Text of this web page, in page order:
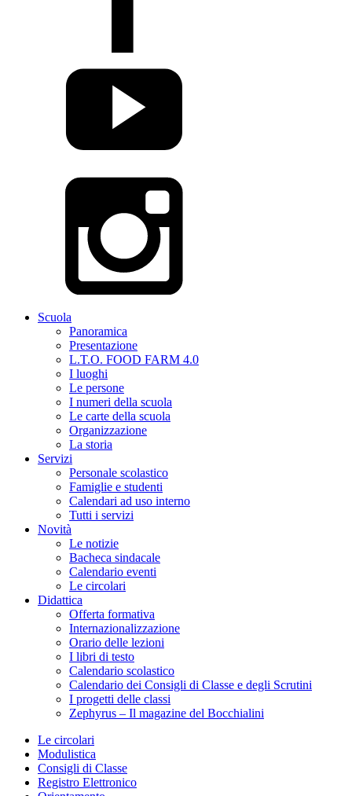
Scuola
Panoramica
Presentazione
L.T.O. FOOD FARM 4.0
I luoghi
Le persone
I numeri della scuola
Le carte della scuola
Organizzazione
La storia
Servizi
Personale scolastico
Famiglie e studenti
Calendari ad uso interno
Tutti i servizi
Novità
Le notizie
Bacheca sindacale
Calendario eventi
Le circolari
Didattica
Offerta formativa
Internazionalizzazione
Orario delle lezioni
I libri di testo
Calendario scolastico
Calendario dei Consigli di Classe e degli Scrutini
I progetti delle classi
Zephyrus – Il magazine del Bocchialini
Le circolari
Modulistica
Consigli di Classe
Registro Elettronico